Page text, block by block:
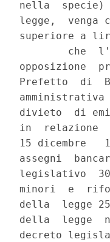
nella  specie)
legge,  venga
superiore a
che
opposizione
Prefetto  di
divieto  di
in  relazione
15 dicembre
assegni
legislativo  30
minori  e
della  legge
della  legge
decreto